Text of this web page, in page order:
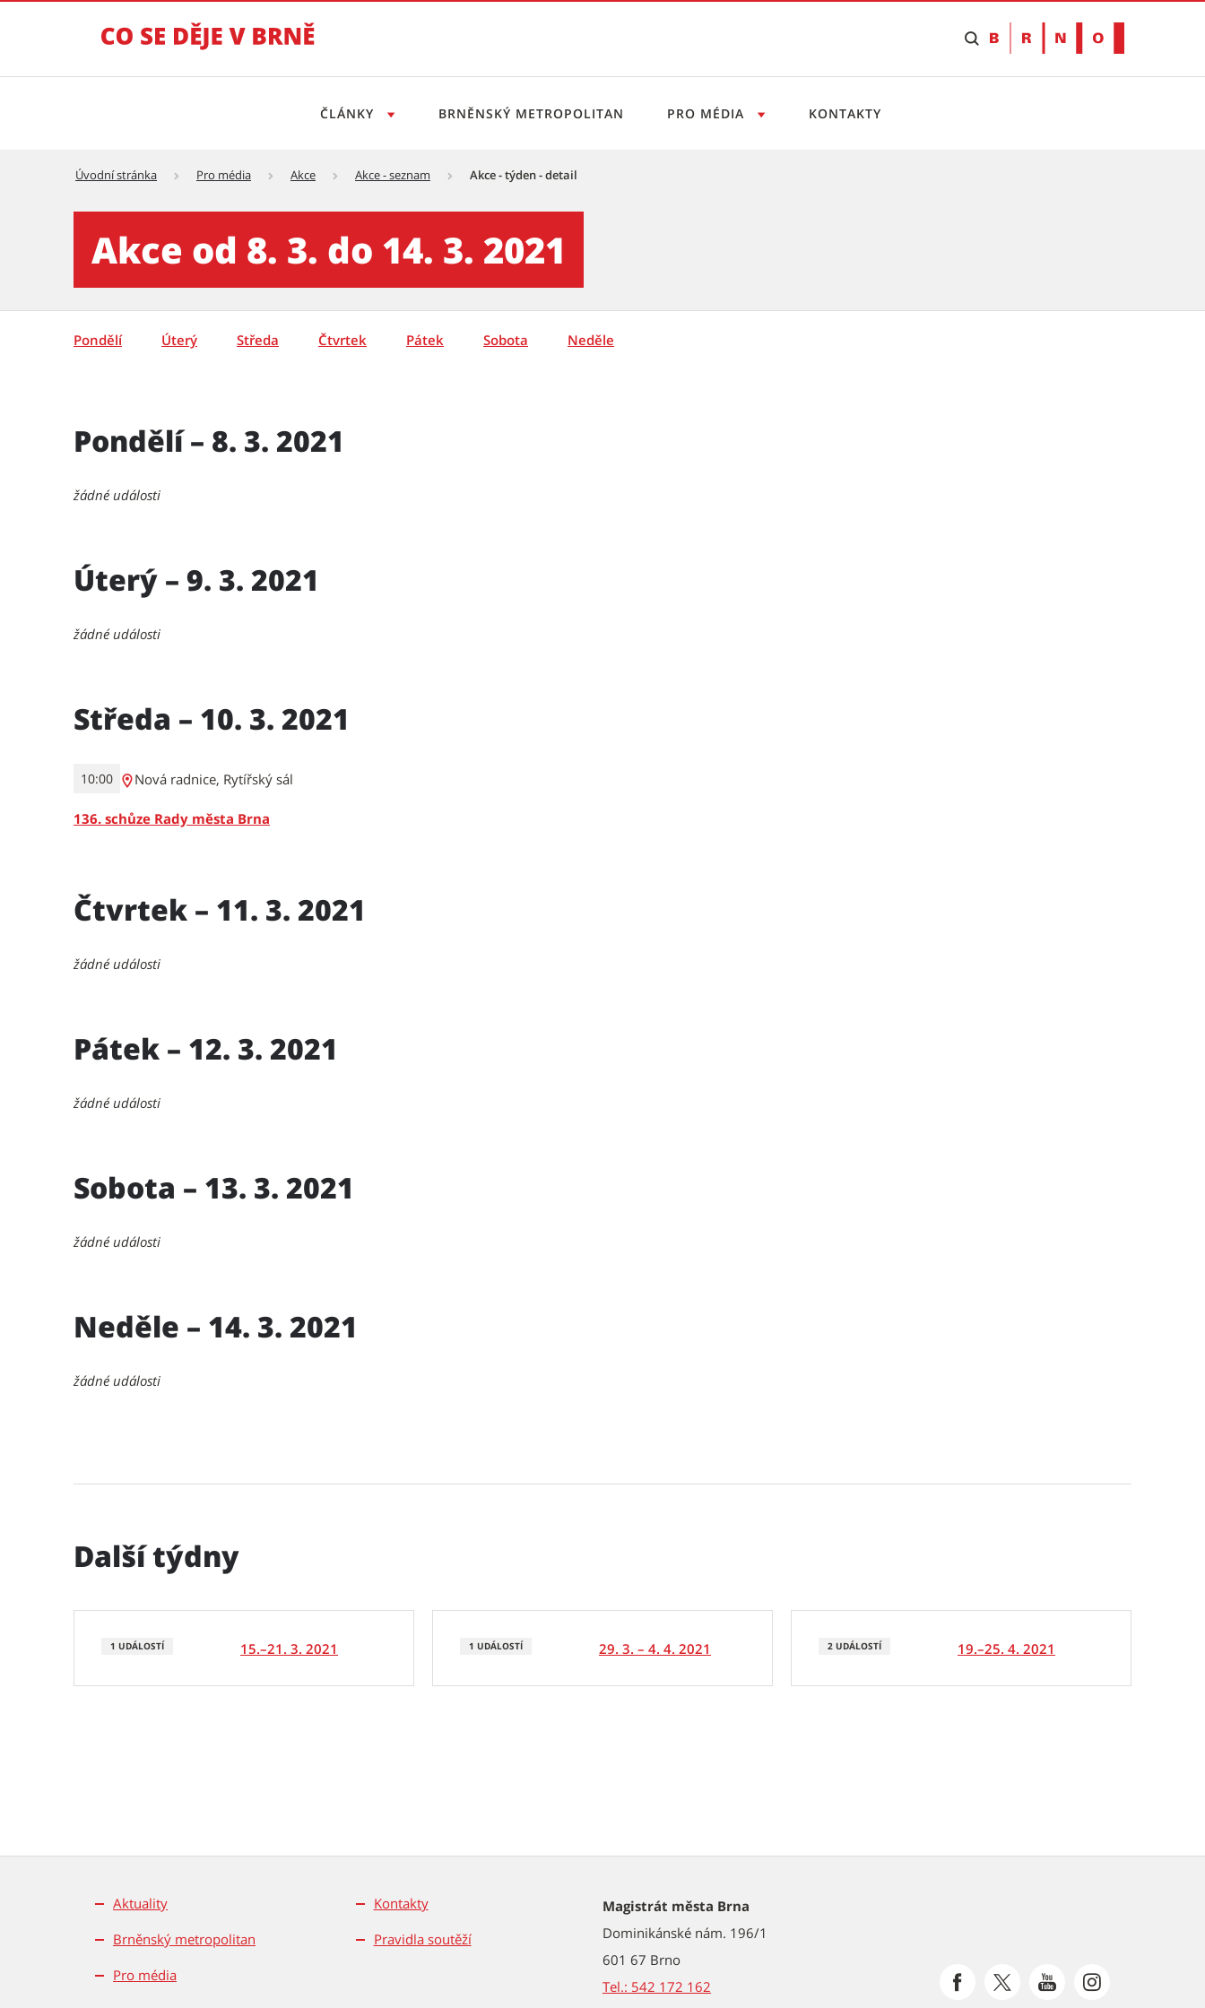
Akce - týden - detail - Tiskový servis
ČLÁNKY BRNĚNSKÝ METROPOLITAN PRO MÉDIA KONTAKTY
Úvodní stránka Pro média Akce Akce - seznam Akce - týden - detail
Akce od 8. 3. do 14. 3. 2021
Pondělí Úterý Středa Čtvrtek Pátek Sobota Neděle
Pondělí – 8. 3. 2021
žádné události
Úterý – 9. 3. 2021
žádné události
Středa – 10. 3. 2021
10:00 Nová radnice, Rytířský sál
136. schůze Rady města Brna
Čtvrtek – 11. 3. 2021
žádné události
Pátek – 12. 3. 2021
žádné události
Sobota – 13. 3. 2021
žádné události
Neděle – 14. 3. 2021
žádné události
Další týdny
1 UDÁLOSTÍ 15.–21. 3. 2021 1 UDÁLOSTÍ 29. 3. – 4. 4. 2021 2 UDÁLOSTÍ 19.–25. 4. 2021
Aktuality
Brněnský metropolitan
Pro média
Kontakty
Pravidla soutěží
Magistrát města Brna
Dominikánské nám. 196/1
601 67 Brno
Tel.: 542 172 162